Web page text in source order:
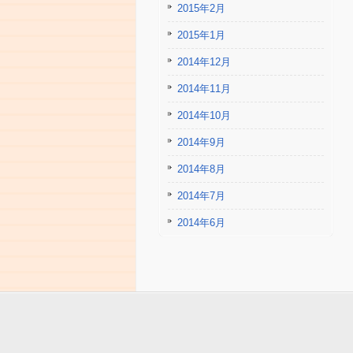
2015年2月
2015年1月
2014年12月
2014年11月
2014年10月
2014年9月
2014年8月
2014年7月
2014年6月